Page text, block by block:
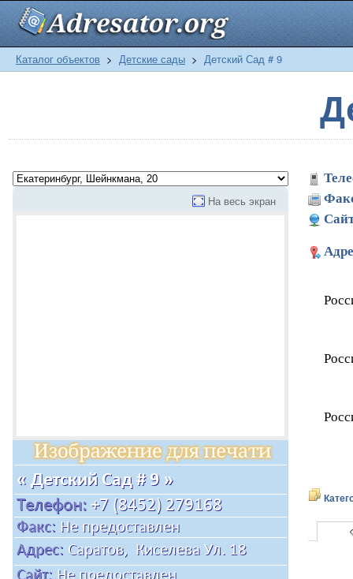
Каталог объектов > Детские сады > Детский Сад # 9
На весь экран